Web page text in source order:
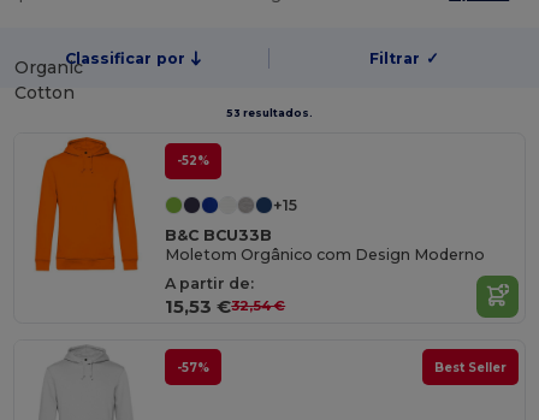
Classificar por Filtrar ✓
53 resultados.
Organic
Cotton
-52%
+15
B&C BCU33B
Moletom Orgânico com Design Moderno
A partir de:
15,53 €32,54 €
-57% Best Seller